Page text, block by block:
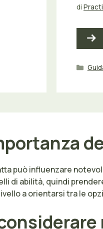
di
può influenzare
di abilità, quindi
a orientarsi tra le